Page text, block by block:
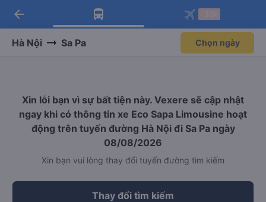
Tải app Vexere ngay!
Nhận ưu đãi thành viên độc
Mở app
Tải app Vexere
-30k/ghế khi đặt vé máy bay qua
Mở app
arrow_back
Hà Nội Sa Pa Chọn ngày
Xin lỗi bạn vì sự bất tiện này. Vexere sẽ cập nhật
ngay khi có thông tin xe Eco Sapa Limousine hoạt
động trên tuyến đường Hà Nội đi Sa Pa ngày
08/08/2026
Xin bạn vui lòng thay đổi tuyến đường tìm kiếm
Thay đổi tìm kiếm